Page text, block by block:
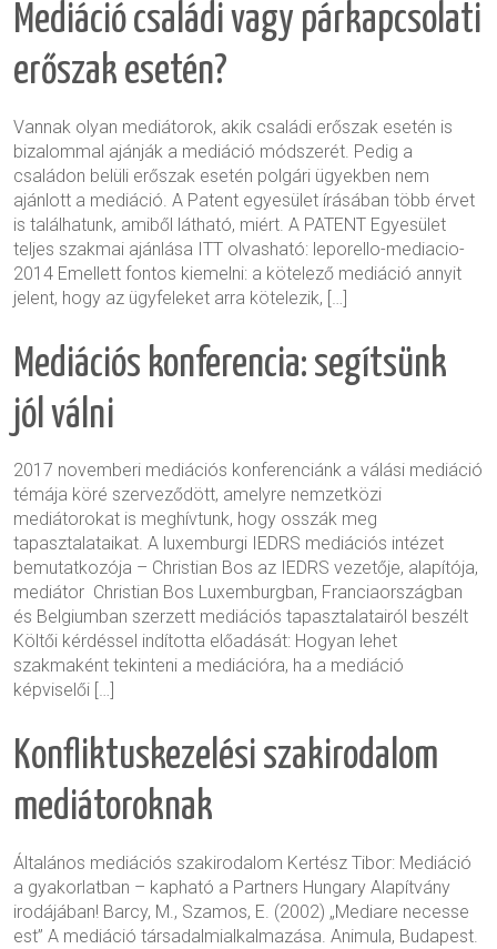
Mediáció családi vagy párkapcsolati
erőszak esetén?
Vannak olyan mediátorok, akik családi erőszak esetén is
bizalommal ajánják a mediáció módszerét. Pedig a
családon belüli erőszak esetén polgári ügyekben nem
ajánlott a mediáció. A Patent egyesület írásában több érvet
is találhatunk, amiből látható, miért. A PATENT Egyesület
teljes szakmai ajánlása ITT olvasható: leporello-mediacio-
2014 Emellett fontos kiemelni: a kötelező mediáció annyit
jelent, hogy az ügyfeleket arra kötelezik, […]
Mediációs konferencia: segítsünk
jól válni
2017 novemberi mediációs konferenciánk a válási mediáció
témája köré szerveződött, amelyre nemzetközi
mediátorokat is meghívtunk, hogy osszák meg
tapasztalataikat. A luxemburgi IEDRS mediációs intézet
bemutatkozója – Christian Bos az IEDRS vezetője, alapítója,
mediátor Christian Bos Luxemburgban, Franciaországban
és Belgiumban szerzett mediációs tapasztalatairól beszélt
Költői kérdéssel indította előadását: Hogyan lehet
szakmaként tekinteni a mediációra, ha a mediáció
képviselői […]
Konfliktuskezelési szakirodalom
mediátoroknak
Általános mediációs szakirodalom Kertész Tibor: Mediáció
a gyakorlatban – kapható a Partners Hungary Alapítvány
irodájában! Barcy, M., Szamos, E. (2002) „Mediare necesse
est” A mediáció társadalmialkalmazása. Animula, Budapest.